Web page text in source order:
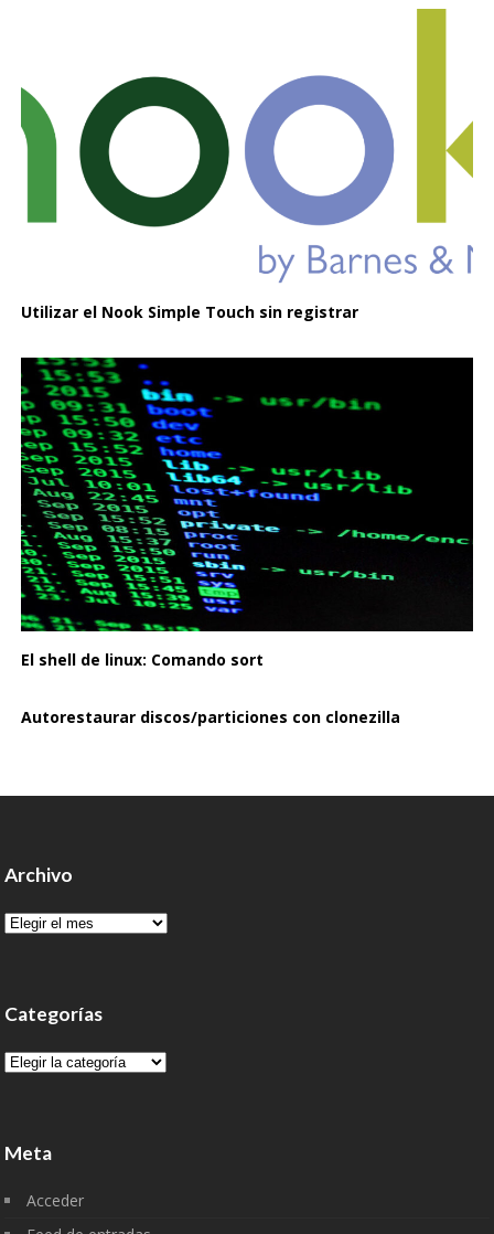
Utilizar el Nook Simple Touch sin registrar
El shell de linux: Comando sort
Autorestaurar discos/particiones con clonezilla
Archivo
Archivo
Categorías
Categorías
Meta
Acceder